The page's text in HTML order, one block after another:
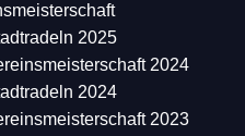
2025
2024
2024
2023